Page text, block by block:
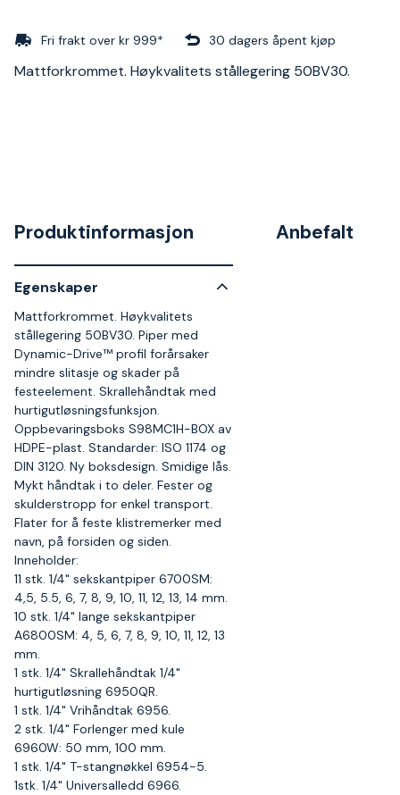
Fri frakt over kr 999* 30 dagers åpent kjøp
Mattforkrommet. Høykvalitets stållegering 50BV30.
Produktinformasjon
Egenskaper
Mattforkrommet. Høykvalitets
stållegering 50BV30. Piper med
Dynamic-Drive™ profil forårsaker
mindre slitasje og skader på
festeelement. Skrallehåndtak med
hurtigutløsningsfunksjon.
Oppbevaringsboks S98MC1H-BOX av
HDPE-plast. Standarder: ISO 1174 og
DIN 3120. Ny boksdesign. Smidige lås.
Mykt håndtak i to deler. Fester og
skulderstropp for enkel transport.
Flater for å feste klistremerker med
navn, på forsiden og siden.
Inneholder:
11 stk. 1/4" sekskantpiper 6700SM:
4,5, 5.5, 6, 7, 8, 9, 10, 11, 12, 13, 14 mm.
10 stk. 1/4" lange sekskantpiper
A6800SM: 4, 5, 6, 7, 8, 9, 10, 11, 12, 13
mm.
1 stk. 1/4" Skrallehåndtak 1/4"
hurtigutløsning 6950QR.
1 stk. 1/4" Vrihåndtak 6956.
2 stk. 1/4" Forlenger med kule
6960W: 50 mm, 100 mm.
1 stk. 1/4" T-stangnøkkel 6954-5.
1stk. 1/4" Universalledd 6966.
Anbefalt